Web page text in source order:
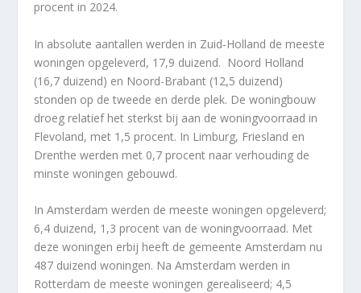
procent in 2024.
In absolute aantallen werden in Zuid-Holland de meeste
woningen opgeleverd, 17,9 duizend. Noord Holland
(16,7 duizend) en Noord-Brabant (12,5 duizend)
stonden op de tweede en derde plek. De woningbouw
droeg relatief het sterkst bij aan de woningvoorraad in
Flevoland, met 1,5 procent. In Limburg, Friesland en
Drenthe werden met 0,7 procent naar verhouding de
minste woningen gebouwd.
In Amsterdam werden de meeste woningen opgeleverd;
6,4 duizend, 1,3 procent van de woningvoorraad. Met
deze woningen erbij heeft de gemeente Amsterdam nu
487 duizend woningen. Na Amsterdam werden in
Rotterdam de meeste woningen gerealiseerd; 4,5